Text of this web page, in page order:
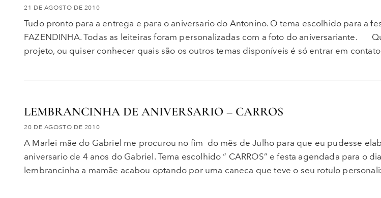
21 DE AGOSTO DE 2010
Tudo pronto para a entrega e para o aniversario do Antonino. O tema escolhido para a
FAZENDINHA. Todas as leiteiras foram personalizadas com a foto do aniversariante.
projeto, ou quiser conhecer quais são os outros temas disponíveis é só entrar em
LEMBRANCINHA DE ANIVERSARIO – CARROS
20 DE AGOSTO DE 2010
A Marlei mãe do Gabriel me procurou no fim do mês de Julho para que eu pudesse
aniversario de 4 anos do Gabriel. Tema escolhido “ CARROS” e festa agendada para o
lembrancinha a mamãe acabou optando por uma caneca que teve o seu rotulo